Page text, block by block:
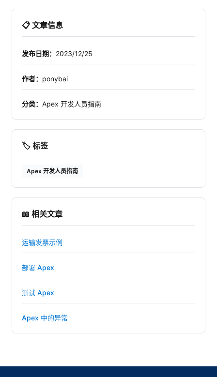
📋 文章信息
发布日期： 2023/12/25
作者： ponybai
分类： Apex 开发人员指南
🏷️ 标签
Apex 开发人员指南
📖 相关文章
运输发票示例
部署 Apex
测试 Apex
Apex 中的异常